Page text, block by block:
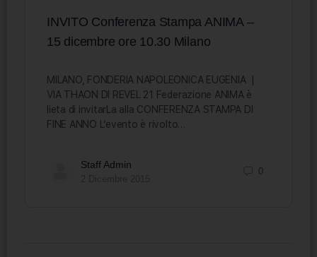
INVITO Conferenza Stampa ANIMA –
15 dicembre ore 10.30 Milano
MILANO, FONDERIA NAPOLEONICA EUGENIA |
VIA THAON DI REVEL 21 Federazione ANIMA è
lieta di invitarLa alla CONFERENZA STAMPA DI
FINE ANNO L’evento è rivolto…
Staff Admin
0